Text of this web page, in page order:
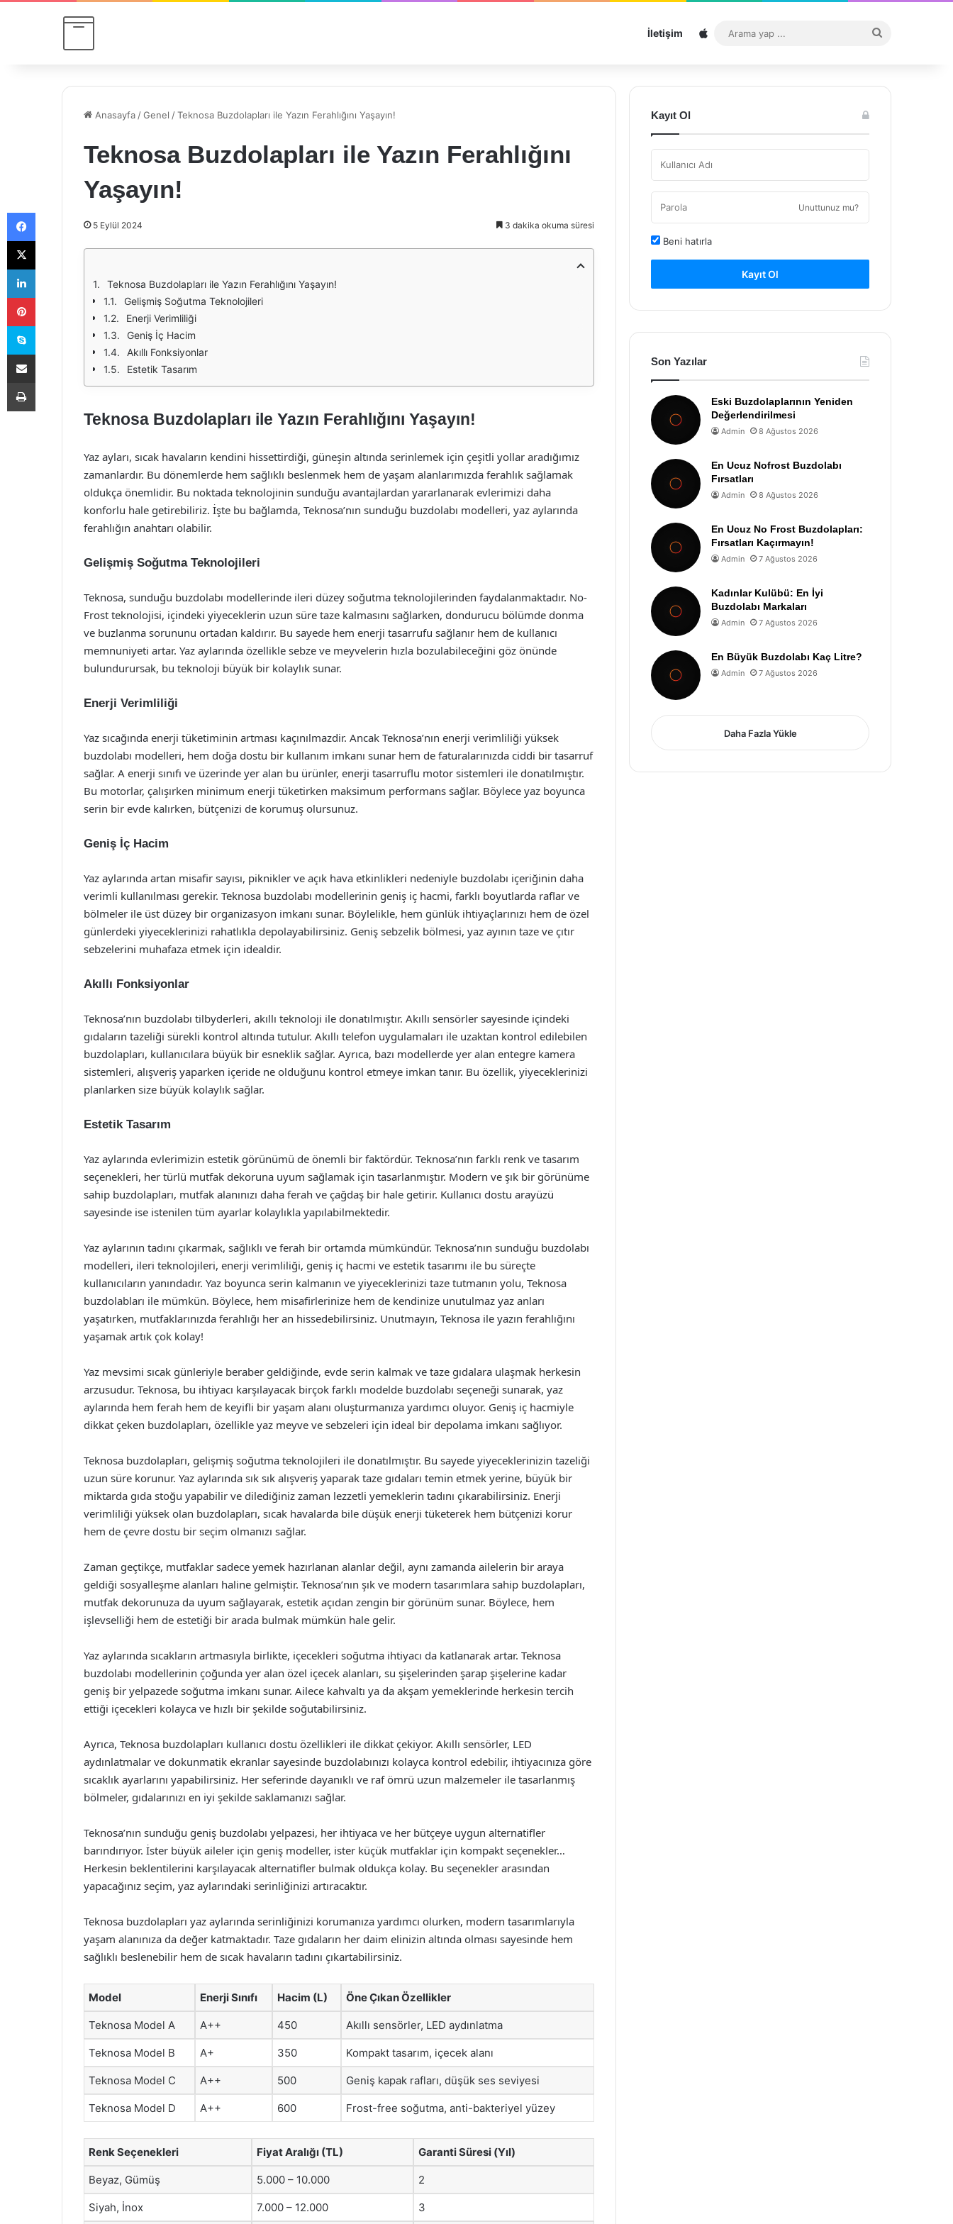
İletişim Sitemap
...
Anasayfa /Genel /Teknosa Buzdolapları ile Yazın Ferahlığını Yaşayın!
Teknosa Buzdolapları ile Yazın Ferahlığını
Yaşayın!
5 Eylül 2024 3 dakika okuma süresi
Teknosa Buzdolapları ile Yazın Ferahlığını Yaşayın!
Gelişmiş Soğutma Teknolojileri
Enerji Verimliliği
Geniş İç Hacim
Akıllı Fonksiyonlar
Estetik Tasarım
Teknosa Buzdolapları ile Yazın Ferahlığını Yaşayın!
Yaz ayları, sıcak havaların kendini hissettirdiği, güneşin altında serinlemek için çeşitli yollar aradığımız
zamanlardır. Bu dönemlerde hem sağlıklı beslenmek hem de yaşam alanlarımızda ferahlık sağlamak
oldukça önemlidir. Bu noktada teknolojinin sunduğu avantajlardan yararlanarak evlerimizi daha
konforlu hale getirebiliriz. İşte bu bağlamda, Teknosa’nın sunduğu buzdolabı modelleri, yaz aylarında
ferahlığın anahtarı olabilir.
Gelişmiş Soğutma Teknolojileri
Teknosa, sunduğu buzdolabı modellerinde ileri düzey soğutma teknolojilerinden faydalanmaktadır. No-
Frost teknolojisi, içindeki yiyeceklerin uzun süre taze kalmasını sağlarken, dondurucu bölümde donma
ve buzlanma sorununu ortadan kaldırır. Bu sayede hem enerji tasarrufu sağlanır hem de kullanıcı
memnuniyeti artar. Yaz aylarında özellikle sebze ve meyvelerin hızla bozulabileceğini göz önünde
bulundurursak, bu teknoloji büyük bir kolaylık sunar.
Enerji Verimliliği
Yaz sıcağında enerji tüketiminin artması kaçınılmazdir. Ancak Teknosa’nın enerji verimliliği yüksek
buzdolabı modelleri, hem doğa dostu bir kullanım imkanı sunar hem de faturalarınızda ciddi bir tasarruf
sağlar. A enerji sınıfı ve üzerinde yer alan bu ürünler, enerji tasarruflu motor sistemleri ile donatılmıştır.
Bu motorlar, çalışırken minimum enerji tüketirken maksimum performans sağlar. Böylece yaz boyunca
serin bir evde kalırken, bütçenizi de korumuş olursunuz.
Geniş İç Hacim
Yaz aylarında artan misafir sayısı, piknikler ve açık hava etkinlikleri nedeniyle buzdolabı içeriğinin daha
verimli kullanılması gerekir. Teknosa buzdolabı modellerinin geniş iç hacmi, farklı boyutlarda raflar ve
bölmeler ile üst düzey bir organizasyon imkanı sunar. Böylelikle, hem günlük ihtiyaçlarınızı hem de özel
günlerdeki yiyeceklerinizi rahatlıkla depolayabilirsiniz. Geniş sebzelik bölmesi, yaz ayının taze ve çıtır
sebzelerini muhafaza etmek için idealdir.
Akıllı Fonksiyonlar
Teknosa’nın buzdolabı tilbyderleri, akıllı teknoloji ile donatılmıştır. Akıllı sensörler sayesinde içindeki
gıdaların tazeliği sürekli kontrol altında tutulur. Akıllı telefon uygulamaları ile uzaktan kontrol edilebilen
buzdolapları, kullanıcılara büyük bir esneklik sağlar. Ayrıca, bazı modellerde yer alan entegre kamera
sistemleri, alışveriş yaparken içeride ne olduğunu kontrol etmeye imkan tanır. Bu özellik, yiyeceklerinizi
planlarken size büyük kolaylık sağlar.
Estetik Tasarım
Yaz aylarında evlerimizin estetik görünümü de önemli bir faktördür. Teknosa’nın farklı renk ve tasarım
seçenekleri, her türlü mutfak dekoruna uyum sağlamak için tasarlanmıştır. Modern ve şık bir görünüme
sahip buzdolapları, mutfak alanınızı daha ferah ve çağdaş bir hale getirir. Kullanıcı dostu arayüzü
sayesinde ise istenilen tüm ayarlar kolaylıkla yapılabilmektedir.
Yaz aylarının tadını çıkarmak, sağlıklı ve ferah bir ortamda mümkündür. Teknosa’nın sunduğu buzdolabı
modelleri, ileri teknolojileri, enerji verimliliği, geniş iç hacmi ve estetik tasarımı ile bu süreçte
kullanıcıların yanındadır. Yaz boyunca serin kalmanın ve yiyeceklerinizi taze tutmanın yolu, Teknosa
buzdolabları ile mümkün. Böylece, hem misafirlerinize hem de kendinize unutulmaz yaz anları
yaşatırken, mutfaklarınızda ferahlığı her an hissedebilirsiniz. Unutmayın, Teknosa ile yazın ferahlığını
yaşamak artık çok kolay!
Yaz mevsimi sıcak günleriyle beraber geldiğinde, evde serin kalmak ve taze gıdalara ulaşmak herkesin
arzusudur. Teknosa, bu ihtiyacı karşılayacak birçok farklı modelde buzdolabı seçeneği sunarak, yaz
aylarında hem ferah hem de keyifli bir yaşam alanı oluşturmanıza yardımcı oluyor. Geniş iç hacmiyle
dikkat çeken buzdolapları, özellikle yaz meyve ve sebzeleri için ideal bir depolama imkanı sağlıyor.
Teknosa buzdolapları, gelişmiş soğutma teknolojileri ile donatılmıştır. Bu sayede yiyeceklerinizin tazeliği
uzun süre korunur. Yaz aylarında sık sık alışveriş yaparak taze gıdaları temin etmek yerine, büyük bir
miktarda gıda stoğu yapabilir ve dilediğiniz zaman lezzetli yemeklerin tadını çıkarabilirsiniz. Enerji
verimliliği yüksek olan buzdolapları, sıcak havalarda bile düşük enerji tüketerek hem bütçenizi korur
hem de çevre dostu bir seçim olmanızı sağlar.
Zaman geçtikçe, mutfaklar sadece yemek hazırlanan alanlar değil, aynı zamanda ailelerin bir araya
geldiği sosyalleşme alanları haline gelmiştir. Teknosa’nın şık ve modern tasarımlara sahip buzdolapları,
mutfak dekorunuza da uyum sağlayarak, estetik açıdan zengin bir görünüm sunar. Böylece, hem
işlevselliği hem de estetiği bir arada bulmak mümkün hale gelir.
Yaz aylarında sıcakların artmasıyla birlikte, içecekleri soğutma ihtiyacı da katlanarak artar. Teknosa
buzdolabı modellerinin çoğunda yer alan özel içecek alanları, su şişelerinden şarap şişelerine kadar
geniş bir yelpazede soğutma imkanı sunar. Ailece kahvaltı ya da akşam yemeklerinde herkesin tercih
ettiği içecekleri kolayca ve hızlı bir şekilde soğutabilirsiniz.
Ayrıca, Teknosa buzdolapları kullanıcı dostu özellikleri ile dikkat çekiyor. Akıllı sensörler, LED
aydınlatmalar ve dokunmatik ekranlar sayesinde buzdolabınızı kolayca kontrol edebilir, ihtiyacınıza göre
sıcaklık ayarlarını yapabilirsiniz. Her seferinde dayanıklı ve raf ömrü uzun malzemeler ile tasarlanmış
bölmeler, gıdalarınızı en iyi şekilde saklamanızı sağlar.
Teknosa’nın sunduğu geniş buzdolabı yelpazesi, her ihtiyaca ve her bütçeye uygun alternatifler
barındırıyor. İster büyük aileler için geniş modeller, ister küçük mutfaklar için kompakt seçenekler…
Herkesin beklentilerini karşılayacak alternatifler bulmak oldukça kolay. Bu seçenekler arasından
yapacağınız seçim, yaz aylarındaki serinliğinizi artıracaktır.
Teknosa buzdolapları yaz aylarında serinliğinizi korumanıza yardımcı olurken, modern tasarımlarıyla
yaşam alanınıza da değer katmaktadır. Taze gıdaların her daim elinizin altında olması sayesinde hem
sağlıklı beslenebilir hem de sıcak havaların tadını çıkartabilirsiniz.
Model Enerji Sınıfı Hacim (L) Öne Çıkan Özellikler
Teknosa Model A A++ 450 Akıllı sensörler, LED aydınlatma
Teknosa Model B A+ 350 Kompakt tasarım, içecek alanı
Teknosa Model C A++ 500 Geniş kapak rafları, düşük ses seviyesi
Teknosa Model D A++ 600 Frost-free soğutma, anti-bakteriyel yüzey
Renk Seçenekleri Fiyat Aralığı (TL) Garanti Süresi (Yıl)
Beyaz, Gümüş 5.000 – 10.000 2
Siyah, İnox 7.000 – 12.000 3
Kayıt Ol
Unuttunuz mu?
Beni hatırla
Kayıt Ol
Son Yazılar
Eski Buzdolaplarının Yeniden
Değerlendirilmesi
Admin 8 Ağustos 2026
En Ucuz Nofrost Buzdolabı
Fırsatları
Admin 8 Ağustos 2026
En Ucuz No Frost Buzdolapları:
Fırsatları Kaçırmayın!
Admin 7 Ağustos 2026
Kadınlar Kulübü: En İyi
Buzdolabı Markaları
Admin 7 Ağustos 2026
En Büyük Buzdolabı Kaç Litre?
Admin 7 Ağustos 2026
Daha Fazla Yükle
Facebook
X
LinkedIn
Pinterest
Skype
E-Posta ile paylaş